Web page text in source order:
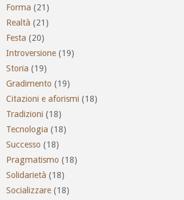
Forma (21)
Realtà (21)
Festa (20)
Introversione (19)
Storia (19)
Gradimento (19)
Citazioni e aforismi (18)
Tradizioni (18)
Tecnologia (18)
Successo (18)
Pragmatismo (18)
Solidarietà (18)
Socializzare (18)